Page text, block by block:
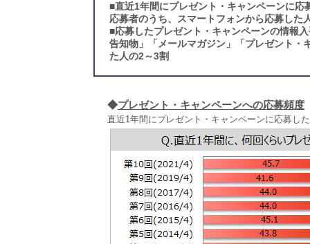
■直近1年間にプレゼント・キャンペーンに
応募者のうち、スマートフォンから応募し
■応募したプレゼント・キャンペーンの情報
告知物」「メールマガジン」「プレゼント・
た人の2～3割
◆プレゼント・キャンペーンへの応募頻度
直近1年間にプレゼント・キャンペーンに応募し